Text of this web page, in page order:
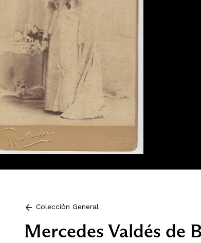
Colección General
Mercedes Valdés de